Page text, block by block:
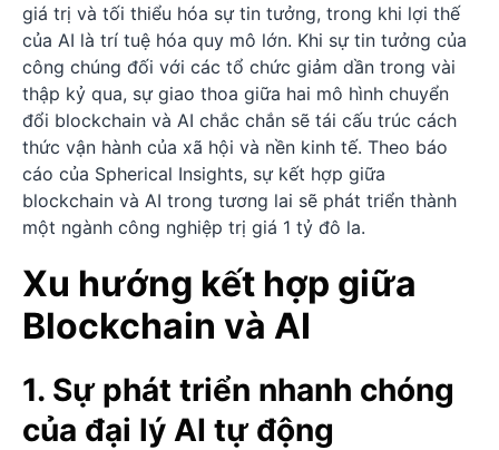
giá trị và tối thiểu hóa sự tin tưởng, trong khi lợi thế
của AI là trí tuệ hóa quy mô lớn. Khi sự tin tưởng của
công chúng đối với các tổ chức giảm dần trong vài
thập kỷ qua, sự giao thoa giữa hai mô hình chuyển
đổi blockchain và AI chắc chắn sẽ tái cấu trúc cách
thức vận hành của xã hội và nền kinh tế. Theo báo
cáo của Spherical Insights, sự kết hợp giữa
blockchain và AI trong tương lai sẽ phát triển thành
một ngành công nghiệp trị giá 1 tỷ đô la.
Xu hướng kết hợp giữa
Blockchain và AI
1. Sự phát triển nhanh chóng
của đại lý AI tự động